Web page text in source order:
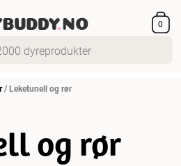
0
/Leketunell og rør
og rør